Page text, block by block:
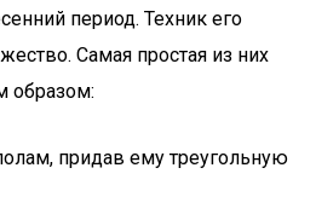
период. Техник его
Самая простая из них
образом:
придав ему треугольную